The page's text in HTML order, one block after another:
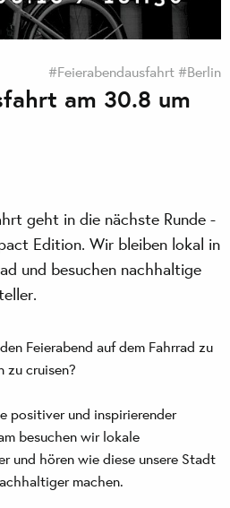
#Feierabendausfahrt#Berlin
am 30.8 um
geht in die nächste Runde -
Edition. Wir bleiben lokal in
und besuchen nachhaltige
Feierabend auf dem Fahrrad zu
zu cruisen?
positiver und inspirierender
besuchen wir lokale
und hören wie diese unsere Stadt
machen.